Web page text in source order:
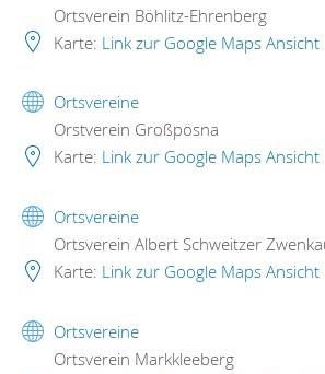
Ortsverein Böhlitz-Ehrenberg
Karte: Link zur Google Maps Ansicht
Ortsvereine
Orstverein Großpösna
Karte: Link zur Google Maps Ansicht
Ortsvereine
Ortsverein Albert Schweitzer
Karte: Link zur Google Maps Ansicht
Ortsvereine
Ortsverein Markkleeberg